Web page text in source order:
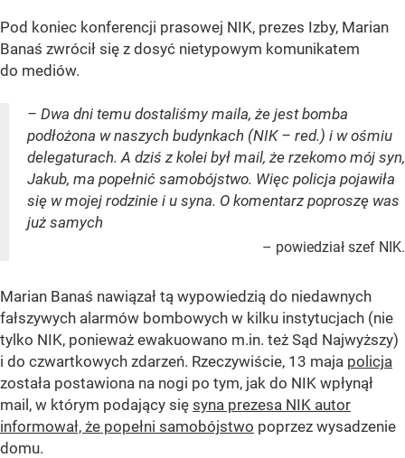
Pod koniec konferencji prasowej NIK, prezes Izby, Marian
Banaś zwrócił się z dosyć nietypowym komunikatem
do mediów.
– Dwa dni temu dostaliśmy maila, że jest bomba
podłożona w naszych budynkach (NIK – red.) i w ośmiu
delegaturach. A dziś z kolei był mail, że rzekomo mój syn,
Jakub, ma popełnić samobójstwo. Więc policja pojawiła
się w mojej rodzinie i u syna. O komentarz poproszę was
już samych
– powiedział szef NIK.
Marian Banaś nawiązał tą wypowiedzią do niedawnych
fałszywych alarmów bombowych w kilku instytucjach (nie
tylko NIK, ponieważ ewakuowano m.in. też Sąd Najwyższy)
i do czwartkowych zdarzeń. Rzeczywiście, 13 maja policja
została postawiona na nogi po tym, jak do NIK wpłynął
mail, w którym podający się syna prezesa NIK autor
informował, że popełni samobójstwo poprzez wysadzenie
domu.